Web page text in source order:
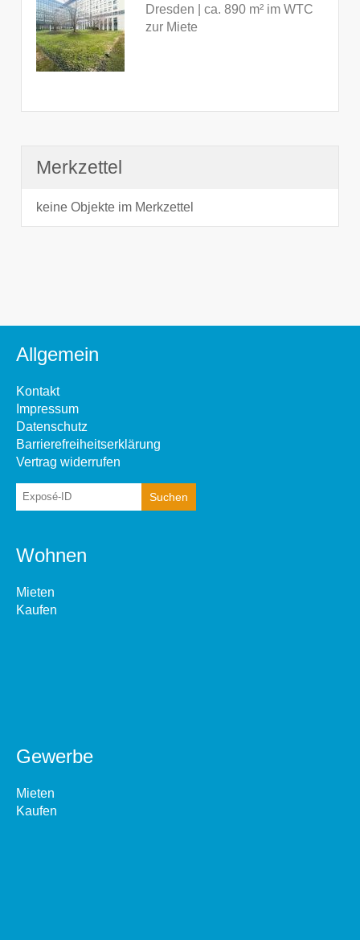
Dresden | ca. 890 m² im WTC
zur Miete
Merkzettel
keine Objekte im Merkzettel
Allgemein
Kontakt
Impressum
Datenschutz
Barrierefreiheitserklärung
Vertrag widerrufen
Wohnen
Mieten
Kaufen
Gewerbe
Mieten
Kaufen